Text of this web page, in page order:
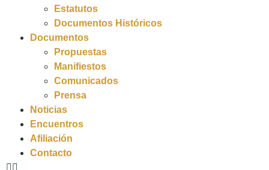
Estatutos
Documentos Históricos
Documentos
Propuestas
Manifiestos
Comunicados
Prensa
Noticias
Encuentros
Afiliación
Contacto